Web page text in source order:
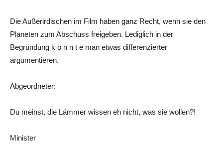
Die Außerirdischen im Film haben ganz Recht, wenn sie den
Planeten zum Abschuss freigeben. Lediglich in der
Begründung k ö n n t e man etwas differenzierter
argumentieren.
Abgeordneter:
Du meinst, die Lämmer wissen eh nicht, was sie wollen?!
Minister